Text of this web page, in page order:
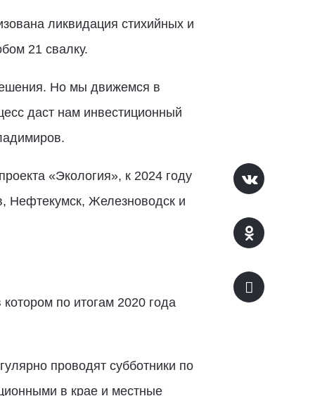
ликвидация стихийных и
21 свалку.
Но мы движемся в
даст нам инвестиционный
«Экология», к 2024 году
Нефтекумск, Железноводск и
по итогам 2020 года
проводят субботники по
в крае и местные